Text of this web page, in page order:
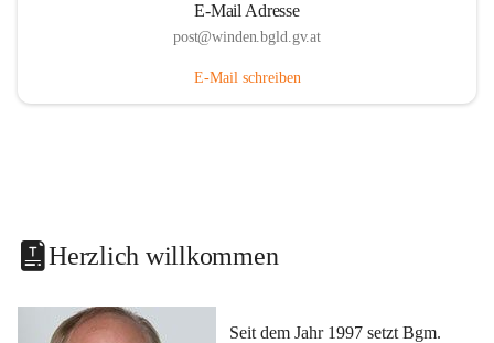
E-Mail Adresse
post@winden.bgld.gv.at
E-Mail schreiben
Herzlich willkommen
Seit dem Jahr 1997 setzt Bgm.